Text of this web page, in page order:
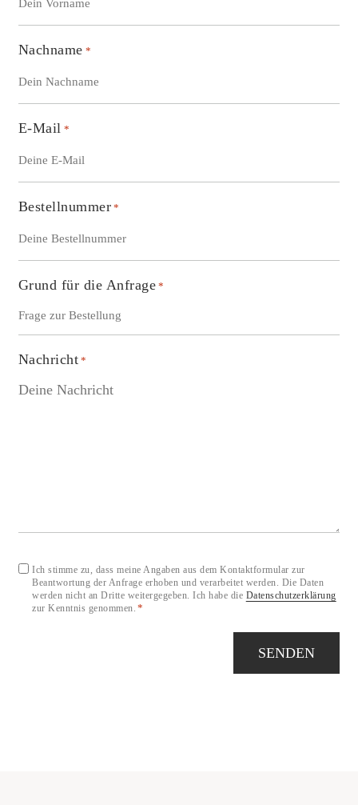
Nachname *
E-Mail *
Bestellnummer *
Grund für die Anfrage *
Nachricht *
Einwilligung
Ich stimme zu, dass meine Angaben aus dem Kontaktformular zur
Beantwortung der Anfrage erhoben und verarbeitet werden. Die Daten
werden nicht an Dritte weitergegeben. Ich habe die Datenschutzerklärung
zur Kenntnis genommen. *